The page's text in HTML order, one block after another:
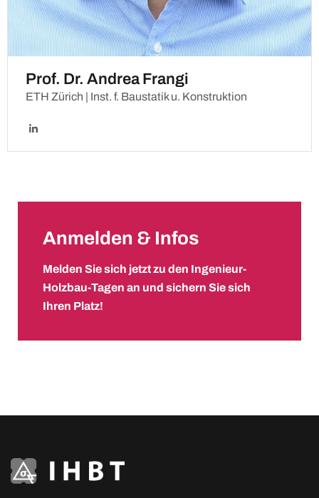
Prof. Dr. Andrea Frangi
ETH Zürich | Inst. f. Baustatik u. Konstruktion
Anmelden & Infos
Melden Sie sich jetzt zu den Ingenieur-
Holzbau-Tagen an und sichern Sie sich
Ihren Platz!